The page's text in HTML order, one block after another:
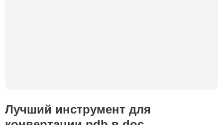
Лучший инструмент для